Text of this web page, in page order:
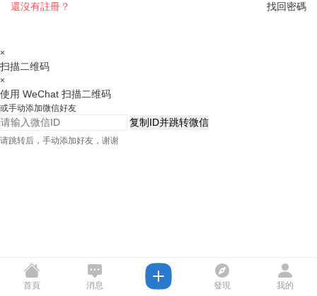
找回密碼
還沒有註冊？
×
扫描二维码
×
使用 WeChat 扫描二维码
或手动添加微信好友
复制ID并跳转微信
请跳转后，手动添加好友，谢谢
首頁 消息 發現 我的